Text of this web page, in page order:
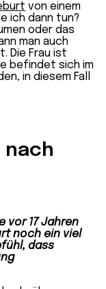
von einem
ich dann tun?
oder das
man auch
Die Frau ist
befindet sich im
in diesem Fall
nach
vor 17 Jahren
noch ein viel
dass